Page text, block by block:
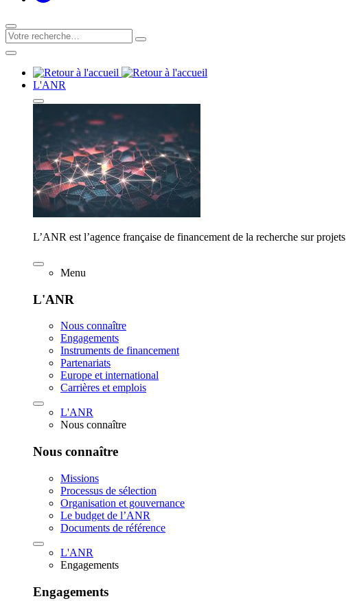
L'ANR
L’ANR est l’agence française de financement de la recherche sur projets
Menu
L'ANR
Nous connaître
Engagements
Instruments de financement
Partenariats
Europe et international
Carrières et emplois
L'ANR
Nous connaître
Nous connaître
Missions
Processus de sélection
Organisation et gouvernance
Le budget de l’ANR
Documents de référence
L'ANR
Engagements
Engagements